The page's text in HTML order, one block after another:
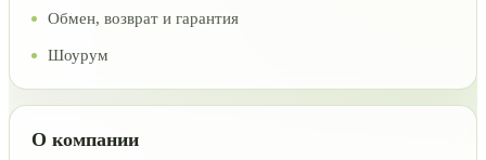
Обмен, возврат и гарантия
Шоурум
О компании